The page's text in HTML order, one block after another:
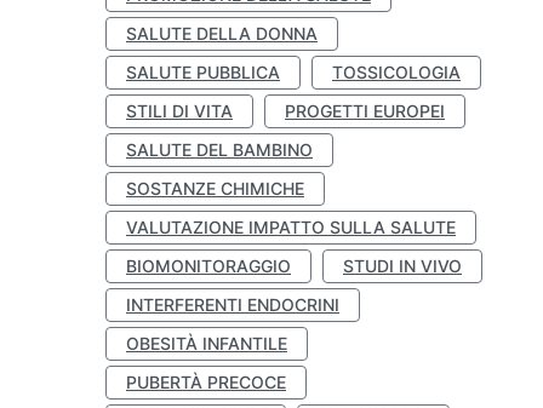
SALUTE DELLA DONNA
SALUTE PUBBLICA
TOSSICOLOGIA
STILI DI VITA
PROGETTI EUROPEI
SALUTE DEL BAMBINO
SOSTANZE CHIMICHE
VALUTAZIONE IMPATTO SULLA SALUTE
BIOMONITORAGGIO
STUDI IN VIVO
INTERFERENTI ENDOCRINI
OBESITÀ INFANTILE
PUBERTÀ PRECOCE